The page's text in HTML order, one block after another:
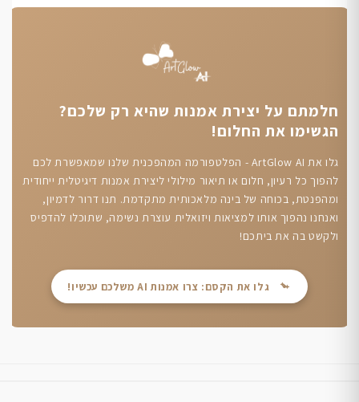
חלמתם על יצירת אמנות שהיא רק שלכם?
הגשימו את החלום!
גלו את ArtGlow AI - הפלטפורמה המהפכנית שלנו שמאפשרת לכם
להפוך כל רעיון, חלום או תיאור מילולי ליצירת אמנות דיגיטלית ייחודית
ומהפנטת, בכוחה של בינה מלאכותית מתקדמת. תנו דרור לדמיון,
ואנחנו נהפוך אותו למציאות ויזואלית עוצרת נשימה, שתוכלו להדפיס
ולקשט בה את ביתכם!
גלו את הקסם: צרו אמנות AI משלכם עכשיו!